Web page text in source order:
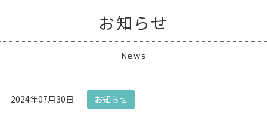
お知らせ
News
2024年07月30日 お知らせ